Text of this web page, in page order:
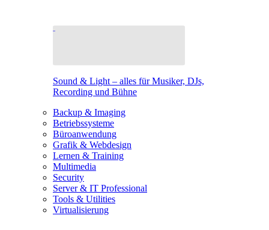
Sound & Light – alles für Musiker, DJs,
Recording und Bühne
Backup & Imaging
Betriebssysteme
Büroanwendung
Grafik & Webdesign
Lernen & Training
Multimedia
Security
Server & IT Professional
Tools & Utilities
Virtualisierung